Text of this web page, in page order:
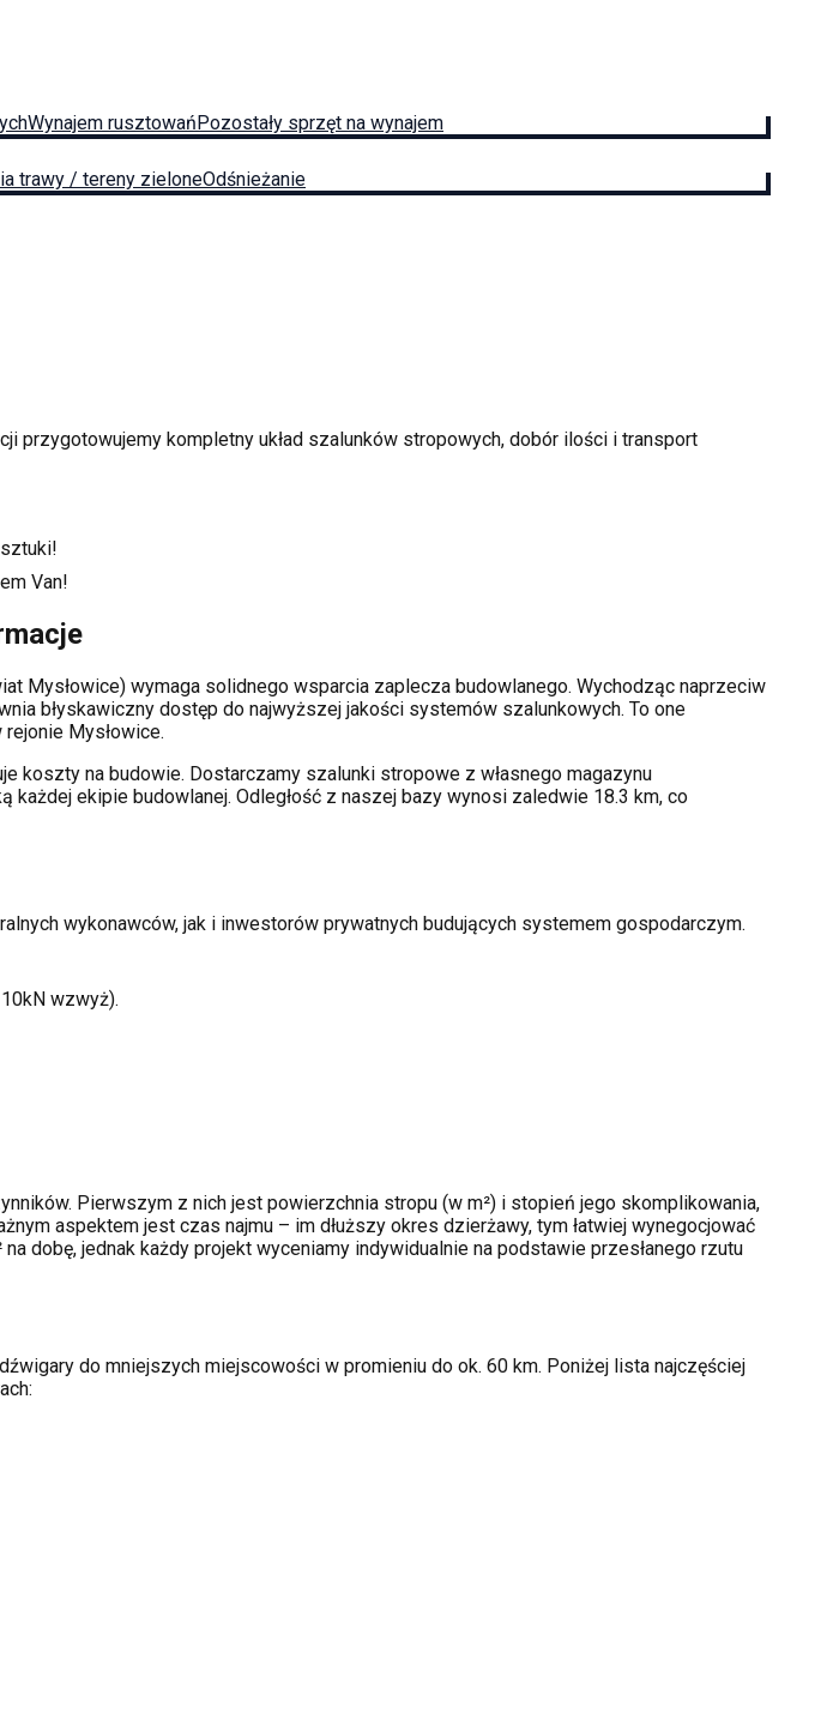
Wynajem rusztowańPozostały sprzęt na wynajem
trawy / tereny zieloneOdśnieżanie
przygotowujemy kompletny układ szalunków stropowych, dobór ilości i transport
Van!
Mysłowice) wymaga solidnego wsparcia zaplecza budowlanego. Wychodząc naprzeciw
błyskawiczny dostęp do najwyższej jakości systemów szalunkowych. To one
rejonie Mysłowice.
na budowie. Dostarczamy szalunki stropowe z własnego magazynu
każdej ekipie budowlanej. Odległość z naszej bazy wynosi zaledwie 18.3 km, co
wykonawców, jak i inwestorów prywatnych budujących systemem gospodarczym.
wzwyż).
Pierwszym z nich jest powierzchnia stropu (w m²) i stopień jego skomplikowania,
aspektem jest czas najmu – im dłuższy okres dzierżawy, tym łatwiej wynegocjować
dobę, jednak każdy projekt wyceniamy indywidualnie na podstawie przesłanego rzutu
do mniejszych miejscowości w promieniu do ok. 60 km. Poniżej lista najczęściej